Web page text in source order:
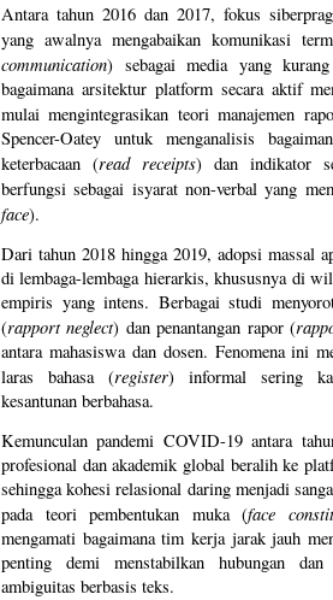
Antara tahun 2016 dan 2017, fokus
yang awalnya mengabaikan komunikasi
communication) sebagai media yang
bagaimana arsitektur platform secara aktif
mulai mengintegrasikan teori manajemen
Spencer-Oatey untuk menganalisis
keterbacaan (read receipts) dan indikator
berfungsi sebagai isyarat non-verbal yang
face).
Dari tahun 2018 hingga 2019, adopsi massal
di lembaga-lembaga hierarkis, khususnya di
empiris yang intens. Berbagai studi
(rapport neglect) dan penantangan rapor (
antara mahasiswa dan dosen. Fenomena ini
laras bahasa (register) informal sering
kesantunan berbahasa.
Kemunculan pandemi COVID-19 antara
profesional dan akademik global beralih ke
sehingga kohesi relasional daring menjadi
pada teori pembentukan muka (face
mengamati bagaimana tim kerja jarak jauh
penting demi menstabilkan hubungan
ambiguitas berbasis teks.